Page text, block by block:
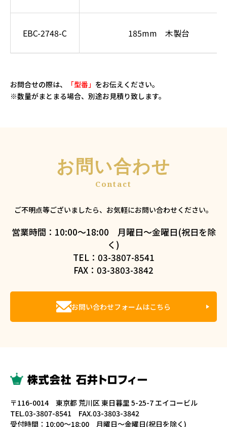
EBC-2748-C 185mm 木製台
お問合せの際は、 「型番」 をお伝えください。
※数量がまとまる場合、別途お見積り致します。
お問い合わせ
ご不明点等ございましたら、お気軽にお問い合わせください。
営業時間：10:00～18:00 月曜日～金曜日(祝日を除
く)
TEL：03-3807-8541
FAX：03-3803-3842
お問い合わせフォームはこちら
〒116-0014 東京都 荒川区 東日暮里 5-25-7 エイコービル
TEL.03-3807-8541 FAX.03-3803-3842
受付時間：10:00～18:00 月曜日～金曜日(祝日を除く)